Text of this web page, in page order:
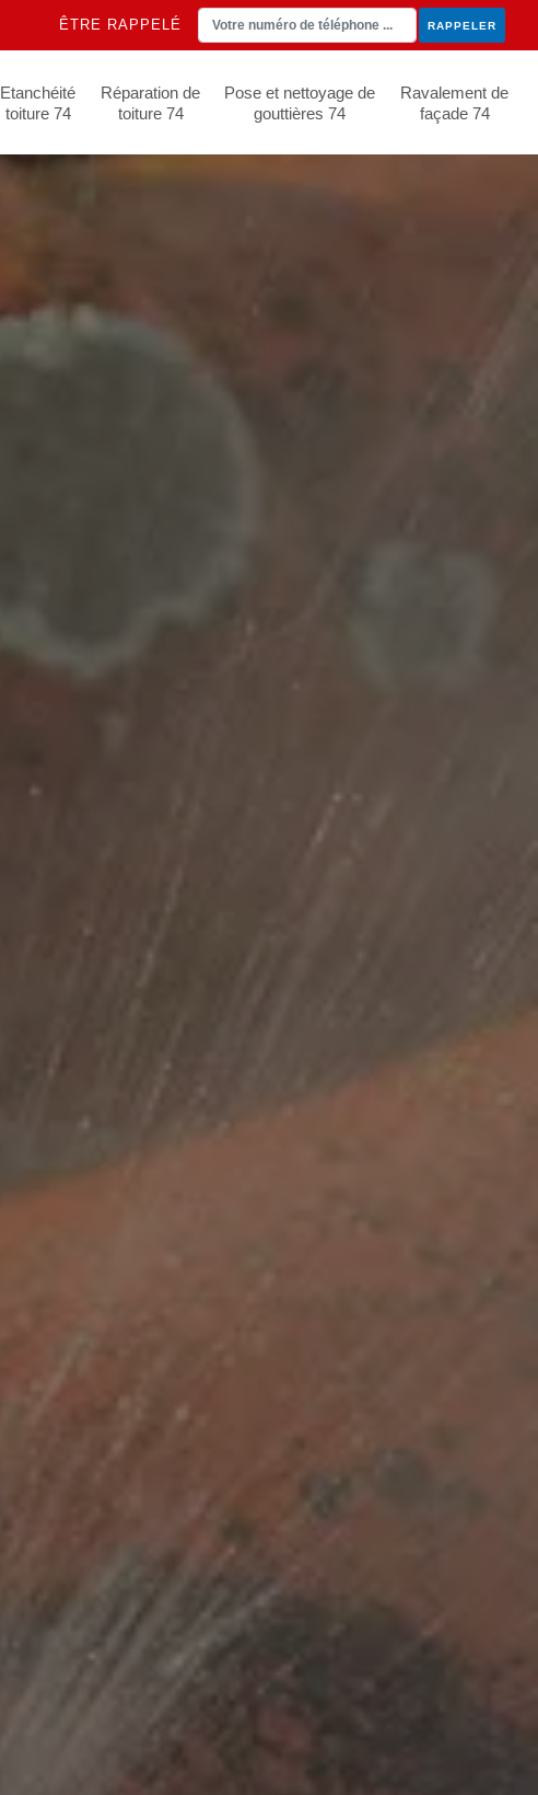
ÊTRE RAPPELÉ
Etanchéité
toiture 74
Réparation de
toiture 74
Pose et nettoyage de
gouttières 74
Ravalement de
façade 74